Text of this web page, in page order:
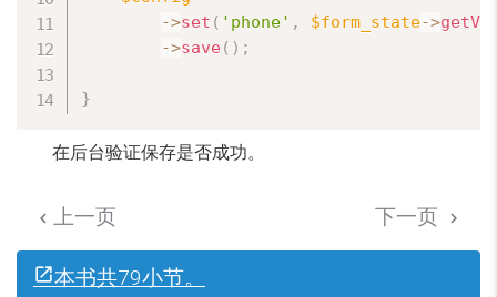
->set ( 'phone' , $form_state->
->save ( ) ;
}
在后台验证保存是否成功。
 上一页 下一页 
本书共79小节。